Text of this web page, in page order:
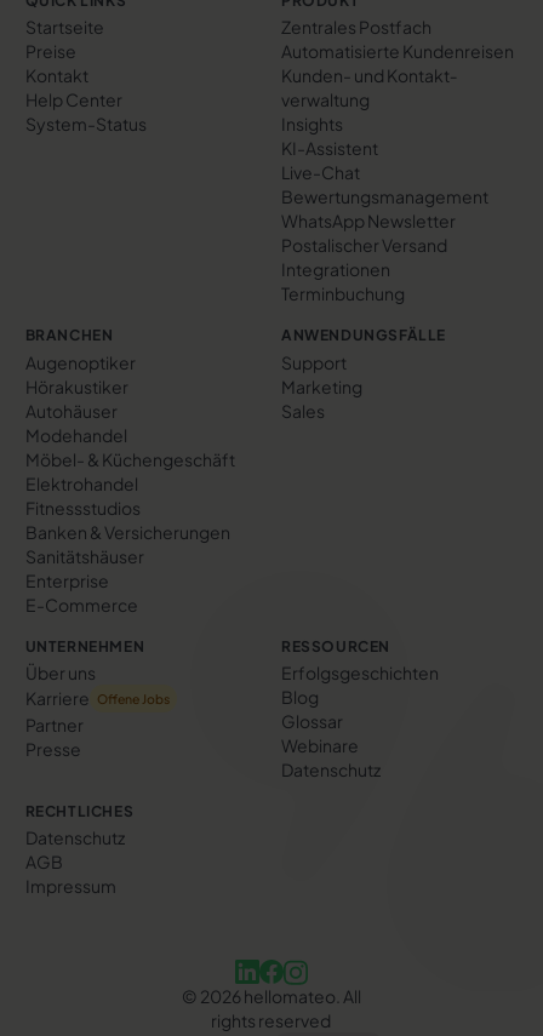
Startseite
Preise
Kontakt
Help Center
System-Status
Zentrales Postfach
Automatisierte Kundenreisen
Kunden- und Kontakt­
verwaltung
Insights
KI-Assistent
Live-Chat
Bewertungs­management
WhatsApp Newsletter
Postalischer Versand
Integrationen
Terminbuchung
BRANCHEN
Augenoptiker
Hörakustiker
Autohäuser
Modehandel
Möbel- & Küchengeschäft
Elektrohandel
Fitnessstudios
Banken & Versicherungen
Sanitätshäuser
Enterprise
E-Commerce
ANWENDUNGSFÄLLE
Support
Marketing
Sales
UNTERNEHMEN
Über uns
Karriere
Offene Jobs
Partner
Presse
RESSOURCEN
Erfolgs­geschichten
Blog
Glossar
Webinare
Datenschutz
RECHTLICHES
Datenschutz
AGB
Impressum
© 2026 hellomateo. All
rights reserved